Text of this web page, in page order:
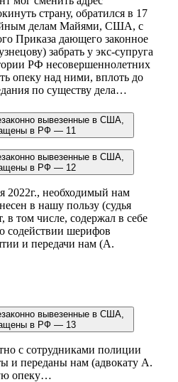
страну, обратился в 17
делам Майями, США, с
Приказа дающего законное
забрать у экс-супруга
РФ несовершеннолетних
опеку над ними, вплоть до​
по существу дела…
2022г., необходимый нам
в нашу пользу (судья
в том числе, содержал в себе
содействии шерифов
и передачи нам (А.
с сотрудниками полиции
и переданы нам (адвокату А.
опеку…